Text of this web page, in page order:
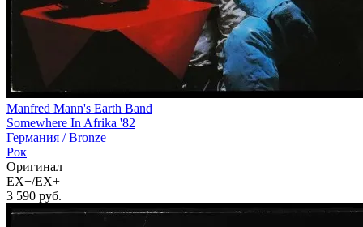
Manfred Mann's Earth Band
Somewhere In Afrika '82
Германия /Bronze
Рок
Оригинал
EX+/EX+
3 590 руб.